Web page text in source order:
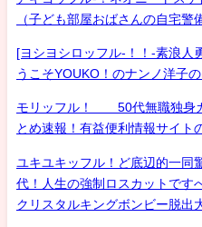
（子ども部屋おばさんの自宅警
[ヨシヨシロッフル-！！-素浪人
うこそYOUKO！のナンノ洋子
モリッフル！ 50代無職独身
とめ速報！有益便利情報サイ
ユキユキッフル！ど底辺的一同
代！人生の強制ロスカットです
クリスタルキングボンビー脱出